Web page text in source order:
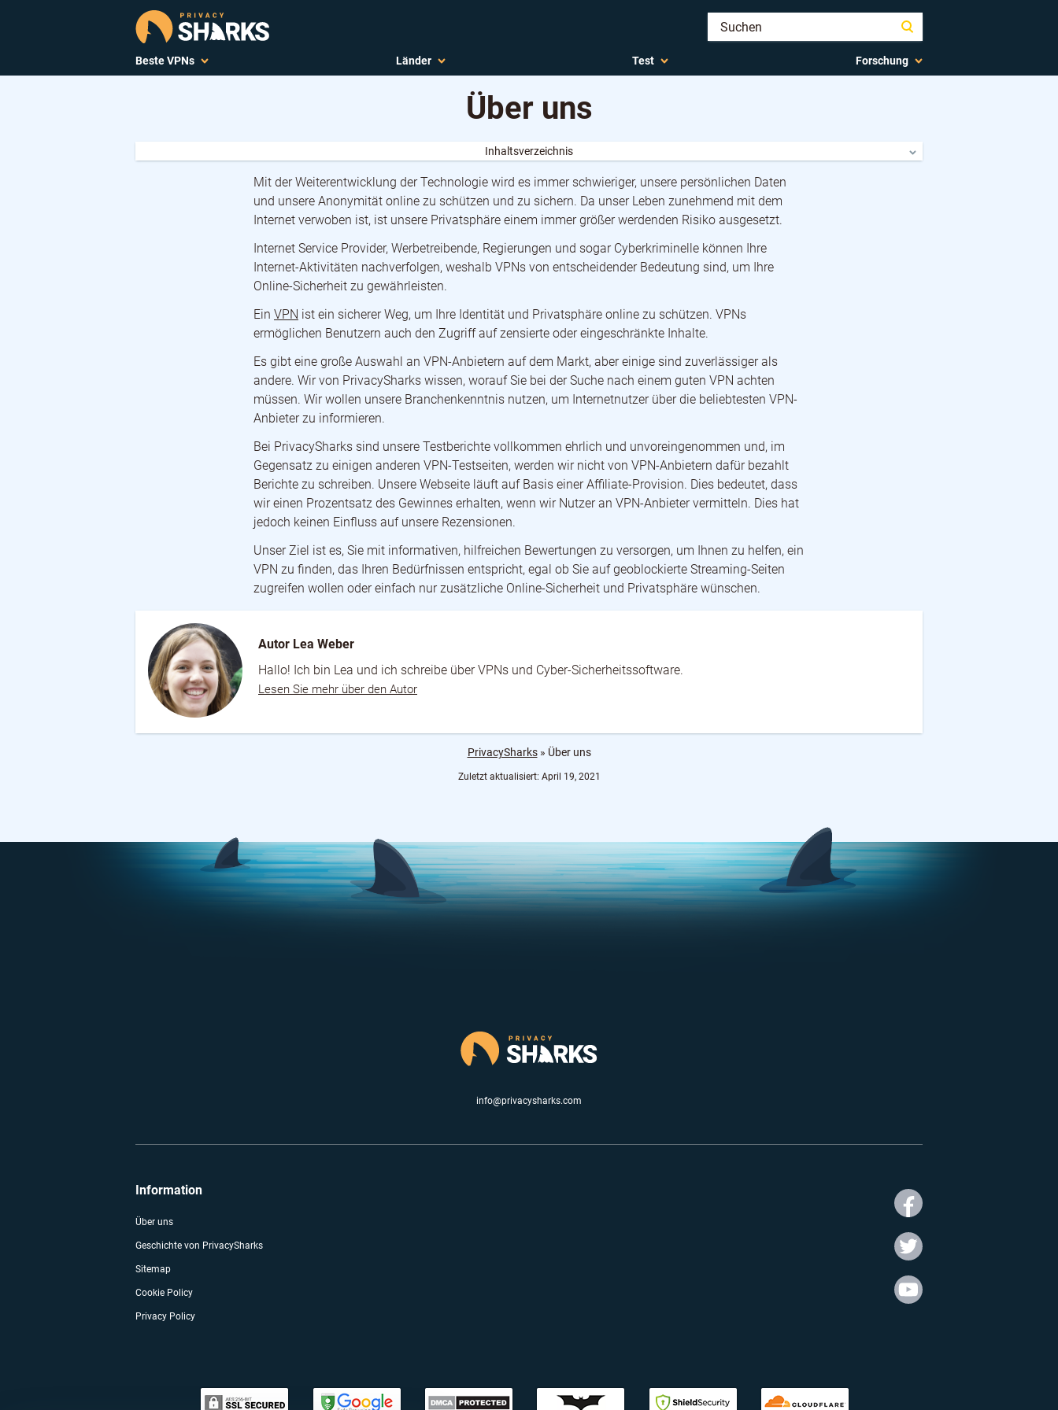
Beste VPNs Länder Test Forschung
Über uns
Inhaltsverzeichnis
Mit der Weiterentwicklung der Technologie wird es immer schwieriger, unsere persönlichen Daten
und unsere Anonymität online zu schützen und zu sichern. Da unser Leben zunehmend mit dem
Internet verwoben ist, ist unsere Privatsphäre einem immer größer werdenden Risiko ausgesetzt.
Internet Service Provider, Werbetreibende, Regierungen und sogar Cyberkriminelle können Ihre
Internet-Aktivitäten nachverfolgen, weshalb VPNs von entscheidender Bedeutung sind, um Ihre
Online-Sicherheit zu gewährleisten.
Ein VPN ist ein sicherer Weg, um Ihre Identität und Privatsphäre online zu schützen. VPNs
ermöglichen Benutzern auch den Zugriff auf zensierte oder eingeschränkte Inhalte.
Es gibt eine große Auswahl an VPN-Anbietern auf dem Markt, aber einige sind zuverlässiger als
andere. Wir von PrivacySharks wissen, worauf Sie bei der Suche nach einem guten VPN achten
müssen. Wir wollen unsere Branchenkenntnis nutzen, um Internetnutzer über die beliebtesten VPN-
Anbieter zu informieren.
Bei PrivacySharks sind unsere Testberichte vollkommen ehrlich und unvoreingenommen und, im
Gegensatz zu einigen anderen VPN-Testseiten, werden wir nicht von VPN-Anbietern dafür bezahlt
Berichte zu schreiben. Unsere Webseite läuft auf Basis einer Affiliate-Provision. Dies bedeutet, dass
wir einen Prozentsatz des Gewinnes erhalten, wenn wir Nutzer an VPN-Anbieter vermitteln. Dies hat
jedoch keinen Einfluss auf unsere Rezensionen.
Unser Ziel ist es, Sie mit informativen, hilfreichen Bewertungen zu versorgen, um Ihnen zu helfen, ein
VPN zu finden, das Ihren Bedürfnissen entspricht, egal ob Sie auf geoblockierte Streaming-Seiten
zugreifen wollen oder einfach nur zusätzliche Online-Sicherheit und Privatsphäre wünschen.
Autor Lea Weber
Hallo! Ich bin Lea und ich schreibe über VPNs und Cyber-Sicherheitssoftware.
Lesen Sie mehr über den Autor
PrivacySharks» Über uns
Zuletzt aktualisiert: April 19, 2021
info@privacysharks.com
Information
Über uns
Geschichte von PrivacySharks
Sitemap
Cookie Policy
Privacy Policy